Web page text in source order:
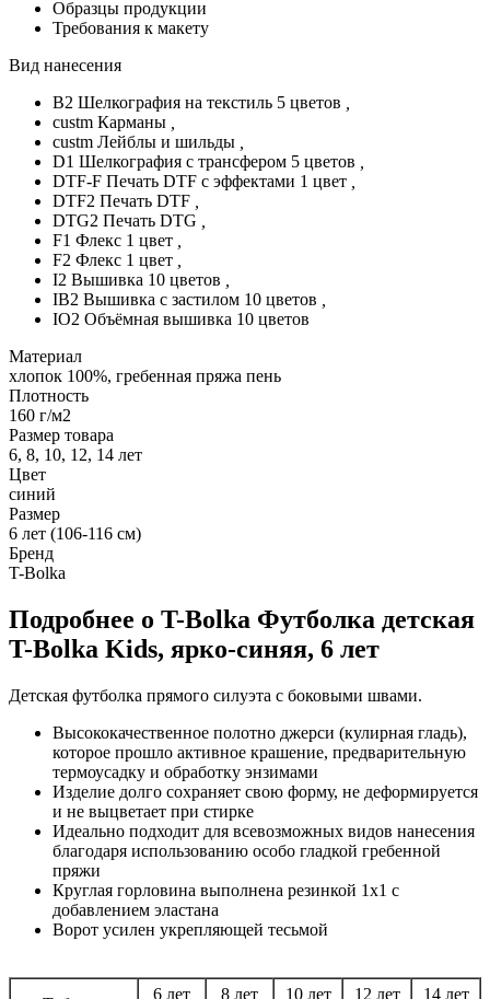
Образцы продукции
Требования к макету
Вид нанесения
B2 Шелкография на текстиль 5 цветов
custm Карманы
custm Лейблы и шильды
D1 Шелкография с трансфером 5 цветов
DTF-F Печать DTF с эффектами 1 цвет
DTF2 Печать DTF
DTG2 Печать DTG
F1 Флекс 1 цвет
F2 Флекс 1 цвет
I2 Вышивка 10 цветов
IB2 Вышивка с застилом 10 цветов
IO2 Объёмная вышивка 10 цветов
Материал
хлопок 100%, гребенная пряжа пень
Плотность
160 г/м2
Размер товара
6, 8, 10, 12, 14 лет
Цвет
синий
Размер
6 лет (106-116 см)
Бренд
T-Bolka
Подробнее о T-Bolka Футболка детская
T-Bolka Kids, ярко-синяя, 6 лет
Детская футболка прямого силуэта с боковыми швами.
Высококачественное полотно джерси (кулирная гладь),
которое прошло активное крашение, предварительную
термоусадку и обработку энзимами
Изделие долго сохраняет свою форму, не деформируется
и не выцветает при стирке
Идеально подходит для всевозможных видов нанесения
благодаря использованию особо гладкой гребенной
пряжи
Круглая горловина выполнена резинкой 1x1 с
добавлением эластана
Ворот усилен укрепляющей тесьмой
6 лет
8 лет
10 лет
12 лет
14 лет